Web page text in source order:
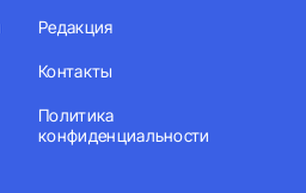
Редакция
Контакты
Политика
конфиденциальности